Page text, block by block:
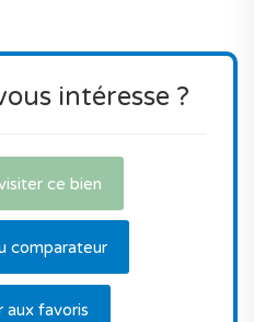
intéresse ?
ce bien
comparateur
aux favoris